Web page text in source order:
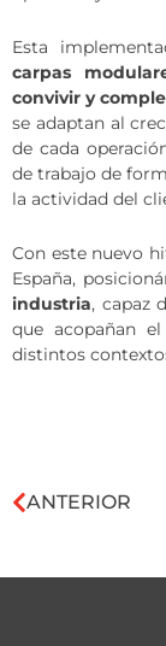
Esta
carpas
convivir y
se adaptan al
de cada
de trabajo de
la actividad del
Con este nuevo
España,
industria, capaz
que acopañan
distintos
ANTERIOR